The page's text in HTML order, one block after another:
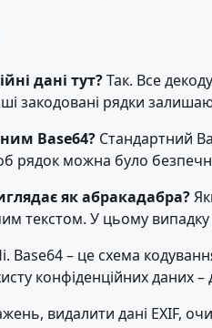
дані тут?Так. Все
закодовані рядки
Base64? Стандартний
рядок можна було
як абракадабра?
текстом. У цьому
Base64 – це схема
конфіденційних
видалити дані EXIF,